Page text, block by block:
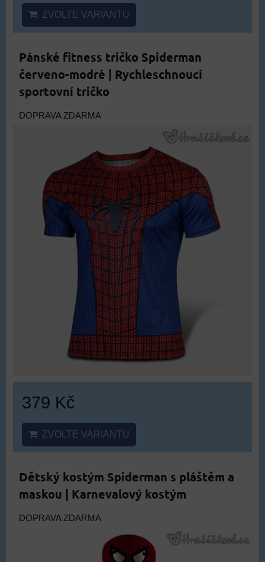
ZVOLTE VARIANTU
Pánské fitness tričko Spiderman
červeno-modré | Rychleschnoucí
sportovní tričko
DOPRAVA ZDARMA
379 Kč
ZVOLTE VARIANTU
Dětský kostým Spiderman s pláštěm a
maskou | Karnevalový kostým
DOPRAVA ZDARMA